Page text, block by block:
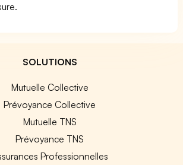
SOLUTIONS
Mutuelle Collective
Prévoyance Collective
Mutuelle TNS
Prévoyance TNS
Professionnelles